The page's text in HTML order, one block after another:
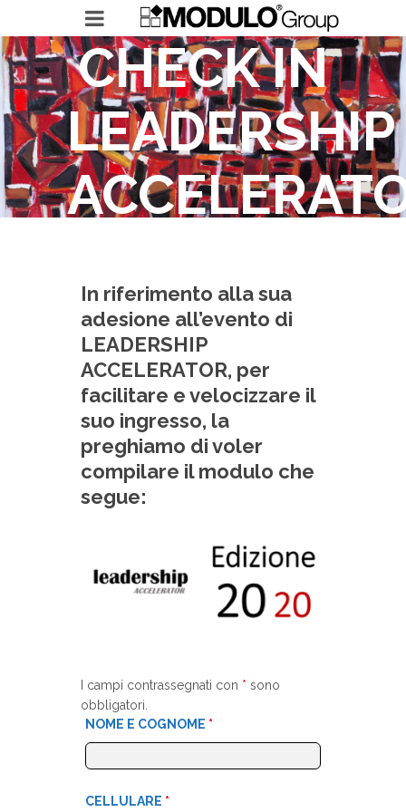
MODULO GROUP
RICERCHE IN ESSERE
LEADERSHIP ACCELERATOR
CHECK IN
LEADERSHIP
In riferimento alla sua
adesione all’evento di
LEADERSHIP
ACCELERATOR, per
facilitare e velocizzare il
suo ingresso, la
preghiamo di voler
compilare il modulo che
segue:
I campi contrassegnati con * sono
obbligatori.
NOME E COGNOME *
CELLULARE *